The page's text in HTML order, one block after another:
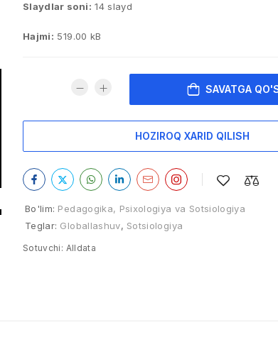
Slaydlar soni: 14 slayd
Hajmi: 519.00 kB
SAVATGA
HOZIROQ XARID QILISH
Bo'lim: Pedagogika, Psixologiya va Sotsiologiya
Teglar: Globallashuv, Sotsiologiya
Sotuvchi: Alldata